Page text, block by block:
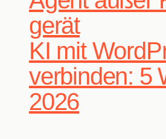
gerät
KI mit
verbinden: 5
2026